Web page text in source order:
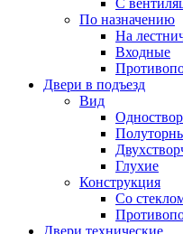
По назначению
На
Входные
Двери в подъезд
Вид
Глухие
Конструкция
Со
Двери технические